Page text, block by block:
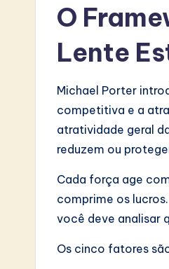
O
Lente
Michael Porter
competitiva e a
atratividade geral
reduzem ou
Cada força age
comprime os
você deve analisar
Os cinco fatores